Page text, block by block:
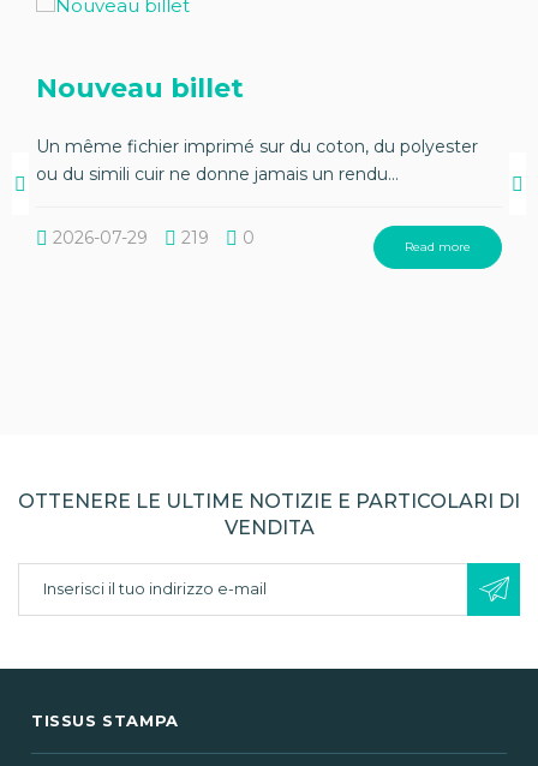
Nouveau billet
Un même fichier imprimé sur du coton, du polyester
ou du simili cuir ne donne jamais un rendu...
2026-07-29 219 0 Read more
OTTENERE LE ULTIME NOTIZIE E PARTICOLARI DI
VENDITA
TISSUS STAMPA